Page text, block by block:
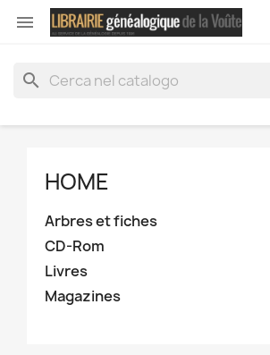

search
HOME
Arbres et fiches
CD-Rom
Livres
Magazines